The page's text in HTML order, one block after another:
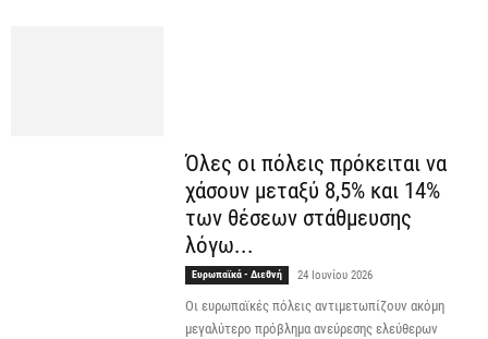
Όλες οι πόλεις πρόκειται να
χάσουν μεταξύ 8,5% και 14%
των θέσεων στάθμευσης
λόγω...
Ευρωπαϊκά - Διεθνή 24 Ιουνίου 2026
Οι ευρωπαϊκές πόλεις αντιμετωπίζουν ακόμη
μεγαλύτερο πρόβλημα ανεύρεσης ελεύθερων